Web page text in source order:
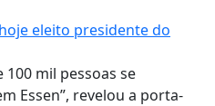
eleito presidente do
100 mil pessoas se
Essen”, revelou a porta-